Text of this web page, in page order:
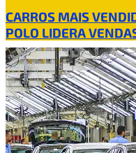
CARROS MAIS
POLO LIDERA